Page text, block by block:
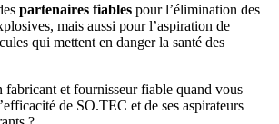
partenaires fiables pour l’élimination des
mais aussi pour l’aspiration de
qui mettent en danger la santé des
fabricant et fournisseur fiable quand vous
de SO.TEC et de ses aspirateurs